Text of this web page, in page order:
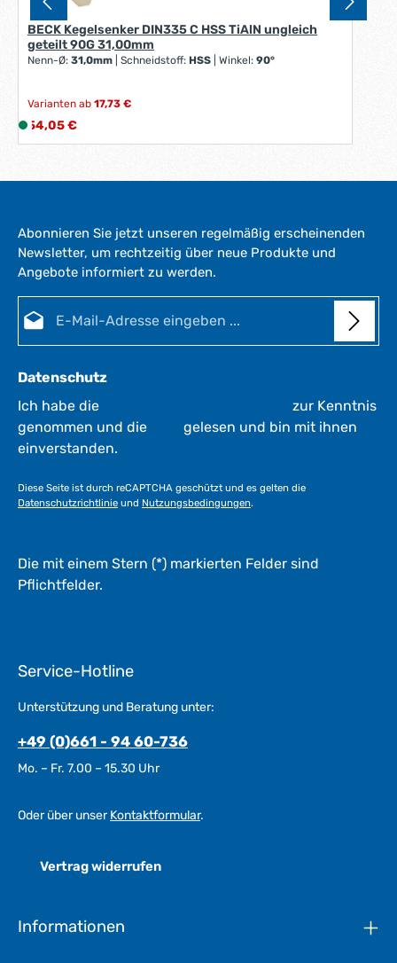
BECK Kegelsenker DIN335 C HSS TiAlN ungleich
geteilt 90G 31,00mm
Nenn-Ø:31,0mm Schneidstoff:HSS Winkel:90°
Varianten ab 17,73 €
Regulärer Preis:
L
i
f
z
e
i
t
:
1
-
W
e
r
k
g
54,05 €
Abonnieren Sie jetzt unseren regelmäßig erscheinenden
Newsletter, um rechtzeitig über neue Produkte und
Angebote informiert zu werden.
Datenschutz
Ich habe die
zur Kenntnis
genommen und die
gelesen und bin mit ihnen
einverstanden.
Diese Seite ist durch reCAPTCHA geschützt und es gelten die
Datenschutzrichtlinie und Nutzungsbedingungen.
Die mit einem Stern (*) markierten Felder sind
Pflichtfelder.
Service-Hotline
Unterstützung und Beratung unter:
+49 (0)661 - 94 60-736
Mo. – Fr. 7.00 – 15.30 Uhr
Oder über unserKontaktformular.
Vertrag widerrufen
Informationen